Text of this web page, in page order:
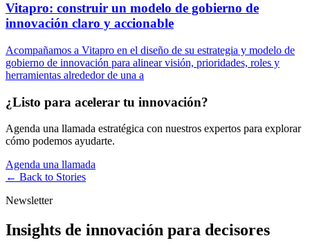
Vitapro: construir un modelo de gobierno de
innovación claro y accionable
Acompañamos a Vitapro en el diseño de su estrategia y modelo de
gobierno de innovación para alinear visión, prioridades, roles y
herramientas alrededor de una a
¿Listo para acelerar tu innovación?
Agenda una llamada estratégica con nuestros expertos para explorar
cómo podemos ayudarte.
Agenda una llamada
← Back to Stories
Newsletter
Insights de innovación para decisores